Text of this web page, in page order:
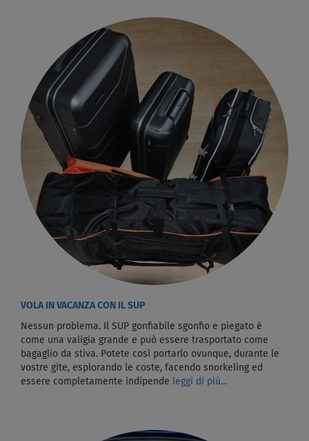
VOLA IN VACANZA CON IL SUP
Nessun problema. Il SUP gonfiabile sgonfio e piegato è
come una valigia grande e può essere trasportato come
bagaglio da stiva. Potete così portarlo ovunque, durante le
vostre gite, esplorando le coste, facendo snorkeling ed
essere completamente indipende leggi di più...